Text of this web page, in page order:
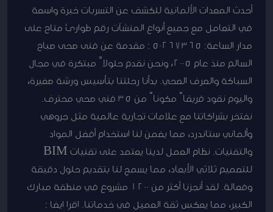
أحدث المعدات الألمانية للكشف عن التسربات خبرة واسعة
في التعامل مع جميع أنواع المنشآت رقم طوارئ متاح على
مدار الساعة: 50267365 : مقدمة عن فنى صحى صباح
السالم منذ عام 2005، ونحن نقدم حلولاً مبتكرة في مجال
السباكة والصرف الصحي. بدأنا رحلتنا بتأسيس ورشة صغيرة،
واليوم نقود فريقاً مكوناً من 35 فني صحي محترف.
نفتخر بشراكاتنا مع علامات تجارية عالمية مثل جروهي
وألماني ستاندرد، مما يضمن لنا استخدام أفضل المواد
والتقنيات. نظام العمل لدينا يعتمد على تقنيات BIM
للتصميم ثلاثي الأبعاد، مما يسمح لنا بتقديم حلول دقيقة
وفعالة. لقد أنجزنا أكثر من 1200 مشروع في منطقة مبارك
الكبير، مما يعكس ثقة العميل في خدماتنا. اقرا ايضا :